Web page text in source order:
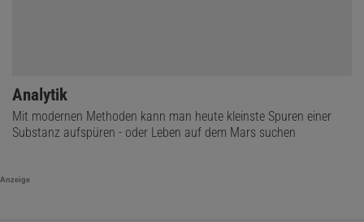
Analytik
Mit modernen Methoden kann man heute kleinste Spuren einer
Substanz aufspüren - oder Leben auf dem Mars suchen
Anzeige